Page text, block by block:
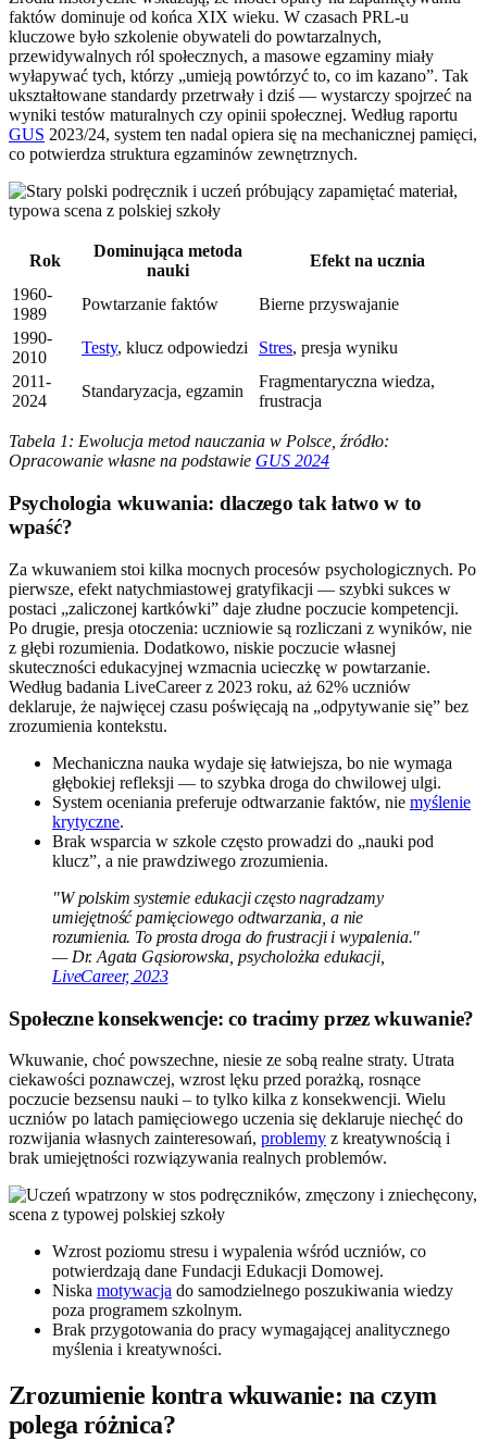
faktów dominuje od końca XIX wieku. W czasach PRL-u
kluczowe było szkolenie obywateli do powtarzalnych,
przewidywalnych ról społecznych, a masowe egzaminy miały
wyłapywać tych, którzy „umieją powtórzyć to, co im kazano”. Tak
ukształtowane standardy przetrwały i dziś — wystarczy spojrzeć na
wyniki testów maturalnych czy opinii społecznej. Według raportu
GUS 2023/24, system ten nadal opiera się na mechanicznej pamięci,
co potwierdza struktura egzaminów zewnętrznych.
Rok
Dominująca metoda
nauki
Efekt na ucznia
1960-
1989
Powtarzanie faktów
Bierne przyswajanie
1990-
2010
Testy, klucz odpowiedzi Stres, presja wyniku
2011-
2024
Standaryzacja, egzamin
Fragmentaryczna wiedza,
frustracja
Tabela 1: Ewolucja metod nauczania w Polsce, źródło:
Opracowanie własne na podstawie GUS 2024
Psychologia wkuwania: dlaczego tak łatwo w to
wpaść?
Za wkuwaniem stoi kilka mocnych procesów psychologicznych. Po
pierwsze, efekt natychmiastowej gratyfikacji — szybki sukces w
postaci „zaliczonej kartkówki” daje złudne poczucie kompetencji.
Po drugie, presja otoczenia: uczniowie są rozliczani z wyników, nie
z głębi rozumienia. Dodatkowo, niskie poczucie własnej
skuteczności edukacyjnej wzmacnia ucieczkę w powtarzanie.
Według badania LiveCareer z 2023 roku, aż 62% uczniów
deklaruje, że najwięcej czasu poświęcają na „odpytywanie się” bez
zrozumienia kontekstu.
Mechaniczna nauka wydaje się łatwiejsza, bo nie wymaga
głębokiej refleksji — to szybka droga do chwilowej ulgi.
System oceniania preferuje odtwarzanie faktów, nie myślenie
krytyczne.
Brak wsparcia w szkole często prowadzi do „nauki pod
klucz”, a nie prawdziwego zrozumienia.
"W polskim systemie edukacji często nagradzamy
umiejętność pamięciowego odtwarzania, a nie
rozumienia. To prosta droga do frustracji i wypalenia."
— Dr. Agata Gąsiorowska, psycholożka edukacji,
LiveCareer, 2023
Społeczne konsekwencje: co tracimy przez wkuwanie?
Wkuwanie, choć powszechne, niesie ze sobą realne straty. Utrata
ciekawości poznawczej, wzrost lęku przed porażką, rosnące
poczucie bezsensu nauki – to tylko kilka z konsekwencji. Wielu
uczniów po latach pamięciowego uczenia się deklaruje niechęć do
rozwijania własnych zainteresowań, problemy z kreatywnością i
brak umiejętności rozwiązywania realnych problemów.
Wzrost poziomu stresu i wypalenia wśród uczniów, co
potwierdzają dane Fundacji Edukacji Domowej.
Niska motywacja do samodzielnego poszukiwania wiedzy
poza programem szkolnym.
Brak przygotowania do pracy wymagającej analitycznego
myślenia i kreatywności.
Zrozumienie kontra wkuwanie: na czym
polega różnica?